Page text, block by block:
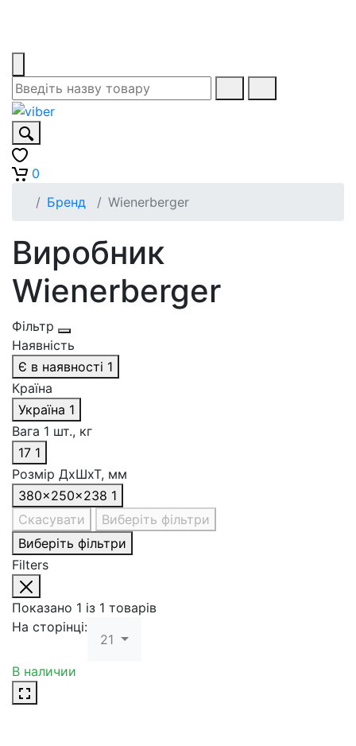
0
Бренд
Wienerberger
Виробник
Wienerberger
Фільтр
Наявність
Є в наявності 1
Країна
Україна 1
Вага 1 шт., кг
17 1
Розмір ДхШхТ, мм
380x250x238 1
Скасувати
Виберіть фільтри
Виберіть фільтри
Filters
Показано 1 із 1 товарів
На сторінці:
21
В наличии